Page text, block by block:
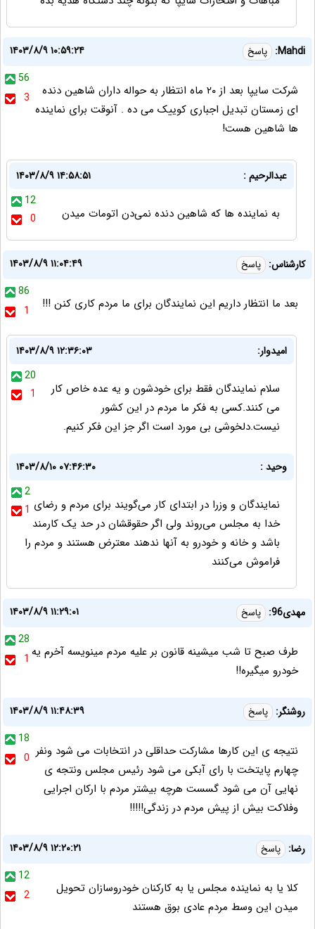
Mahdi: پاسخ
۱۴۰۳/۸/۹ ۱۰:۵۹:۲۴
56
3
شرکت سایپا بعد از ۲۰ ماه انتظار به حواله داران شاهین دنده
ای زمستان تبدیل اجباری کوییک می ده . آنوقت برای نماینده
ها شاهین هست!
عبدالرحیم :
۱۴۰۳/۸/۹ ۱۴:۵۸:۵۱
12
0
به نماینده ها که شاهین دنده نمی‌دن اتومات میدن
کارشناس: پاسخ
۱۴۰۳/۸/۹ ۱۱:۰۴:۴۹
86
1
بعد ما انتظار داریم این نمایندگان برای ما مردم کاری کنن !!!
امیدوار:
۱۴۰۳/۸/۹ ۱۲:۳۶:۰۳
20
1
سلام نمایندگان فقط برای خودشون و یه عده خاص کار
می کنند.کسی به فکر ما مردم در این کشور
نیست.دلخوشی بی مورد است اگر جز این فکر کنیم.
وحید :
۱۴۰۳/۸/۱۰ ۰۷:۴۶:۳۰
2
1 نمایندگان و وزرا در ابتدای کار می‌گویند برای مردم‌ و رضای
خدا به مجلس می‌روند ولی اگر حقوقشان در حد یک کارمند
باشد و خانه و خودرو به آنها ندهند معترض هستند و مردم را
فراموش می‌کنند
مهدی96: پاسخ
۱۴۰۳/۸/۹ ۱۱:۲۹:۰۱
28
1 طرف صبح تا شب میشینه قانون بر علیه مردم مینویسه آخرم یه
خودرو میگیره!!
روشنگر: پاسخ
۱۴۰۳/۸/۹ ۱۱:۴۸:۳۹
18
0 نتیجه ی این کارها مشارکت حداقلی در انتخابات می شود ونفر
چهارم پایتخت با رای آبکی می شود رئیس مجلس ونتجه ی
نهایی آن می شود گسست هرچه بیشتر مردم با ارکان اجرایی
وفلاکت بیش از پیش مردم در زندگی!!!!!
رضا: پاسخ
۱۴۰۳/۸/۹ ۱۲:۲۰:۲۱
12
2
کلا یا به نماینده مجلس یا به کارکنان خودروسازان تحویل
میدن این وسط مردم عادی بوق هستند